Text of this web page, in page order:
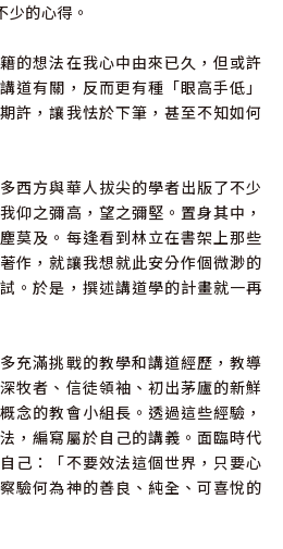
少的心得。
想法在我心中由來已久，但或許
道有關，反而更有種「眼高手低」
許，讓我怯於下筆，甚至不知如何
方與華人拔尖的學者出版了不少
仰之彌高，望之彌堅。置身其中，
莫及。每逢看到林立在書架上那些
作，就讓我想就此安分作個微渺的
。於是，撰述講道學的計畫就一再
滿挑戰的教學和講道經歷，教導
牧者、信徒領袖、初出茅廬的新鮮
念的教會小組長。透過這些經驗，
，編寫屬於自己的講義。面臨時代
己：「不要效法這個世界，只要心
驗何為神的善良、純全、可喜悅的